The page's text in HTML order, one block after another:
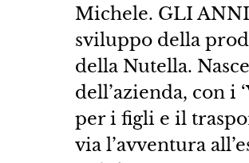
Michele. GLI ANNI
sviluppo della
della Nutella.
dell’azienda, con i
per i figli e il
via l’avventura